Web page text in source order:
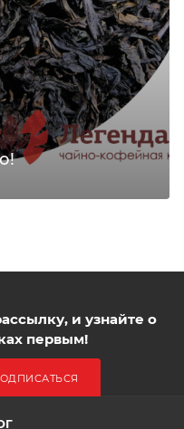
и узнайте о
первым!